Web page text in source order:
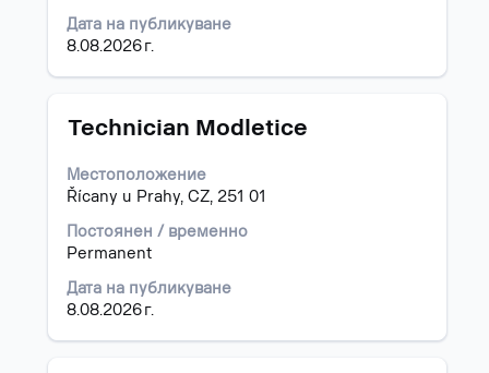
позиции
видите
Дата на публикуване
8.08.2026 г.
пълното
съдържание
на
за
задание.
Позиция
Technician Modletice
Местоположение
Řícany u Prahy, CZ, 251 01
Постоянен / временно
Permanent
Дата на публикуване
8.08.2026 г.
Изберете
бутона
за
интервал,
за
да
пълното
съдържание
на